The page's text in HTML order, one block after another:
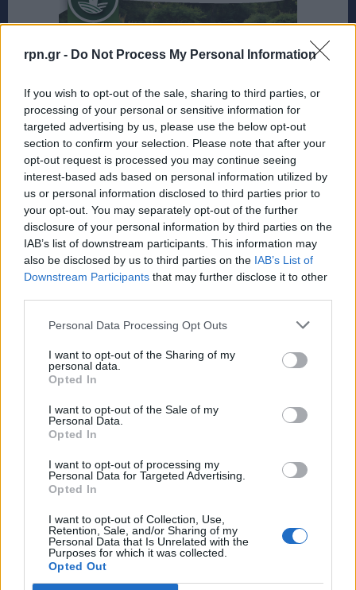
rpn.gr - Do Not Process My Personal Information
If you wish to opt-out of the sale, sharing to third parties, or
processing of your personal or sensitive information for
targeted advertising by us, please use the below opt-out
section to confirm your selection. Please note that after your
opt-out request is processed you may continue seeing
interest-based ads based on personal information utilized by
us or personal information disclosed to third parties prior to
your opt-out. You may separately opt-out of the further
disclosure of your personal information by third parties on the
IAB’s list of downstream participants. This information may
also be disclosed by us to third parties on the IAB’s List of
Downstream Participants that may further disclose it to other
Personal Data Processing Opt Outs
I want to opt-out of the Sharing of my
personal data.
Opted In
I want to opt-out of the Sale of my
Personal Data.
Opted In
I want to opt-out of processing my
Personal Data for Targeted Advertising.
Opted In
I want to opt-out of Collection, Use,
Retention, Sale, and/or Sharing of my
Personal Data that Is Unrelated with the
Purposes for which it was collected.
Opted Out